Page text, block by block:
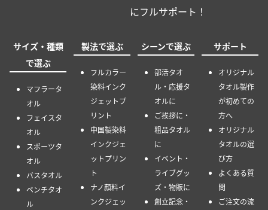
にフルサポート！
サイズ・種類
で選ぶ
マフラータ
オル
フェイスタ
オル
スポーツタ
オル
バスタオル
ベンチタオ
ル
製法で選ぶ
フルカラー
染料インク
ジェットプ
リント
中国製染料
インクジェ
ットプリン
ト
ナノ顔料イ
ンクジェッ
シーンで選ぶ
部活タオ
ル・応援タ
オルに
ご挨拶に・
粗品タオル
に
イベント・
ライブグッ
ズ・物販に
創立記念・
サポート
オリジナル
タオル製作
が初めての
方へ
オリジナル
タオルの選
び方
よくある質
問
ご注文の流